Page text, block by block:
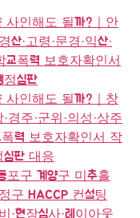
사인해도 될까?｜안
산·고령·문경·익산·
교폭력 보호자확인서
정심판
사인해도 될까?｜창
경주·군위·의성·상주
폭력 보호자확인서 작
심판 대응
구 계양구 미추홀
구 HACCP 컨설팅
현장심사·레이아웃